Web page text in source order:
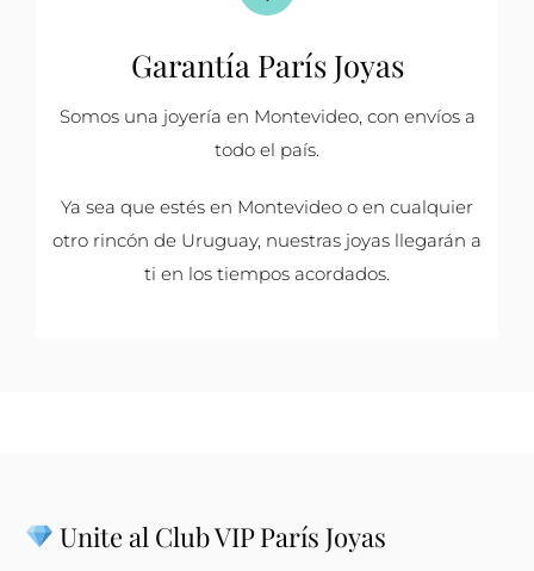
Garantía París Joyas
Somos una joyería en Montevideo, con envíos a
todo el país.
Ya sea que estés en Montevideo o en cualquier
otro rincón de Uruguay, nuestras joyas llegarán a
ti en los tiempos acordados.
Unite al Club VIP París Joyas